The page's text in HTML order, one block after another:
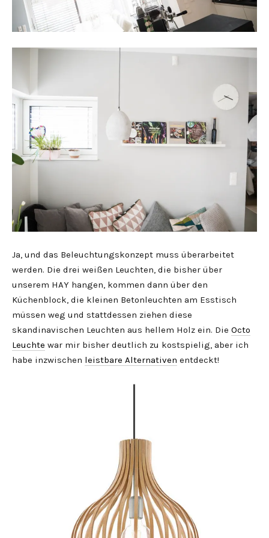
Ja, und das Beleuchtungskonzept muss überarbeitet
werden. Die drei weißen Leuchten, die bisher über
unserem HAY hangen, kommen dann über den
Küchenblock, die kleinen Betonleuchten am Esstisch
müssen weg und stattdessen ziehen diese
skandinavischen Leuchten aus hellem Holz ein. Die Octo
Leuchte war mir bisher deutlich zu kostspielig, aber ich
habe inzwischen leistbare Alternativen entdeckt!